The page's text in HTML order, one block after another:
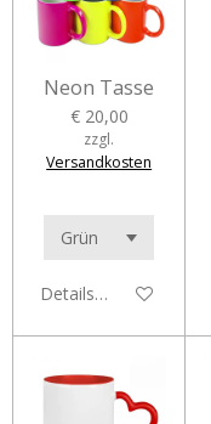
Neon Tasse
€ 20,00
zzgl.
Versandkosten
Details anzeigen